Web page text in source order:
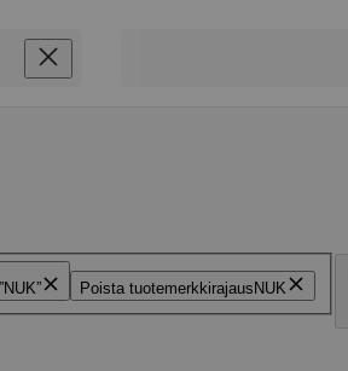
NUK Poista tuotemerkkirajaus NUK